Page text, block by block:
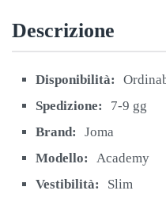
Descrizione
Disponibilità:
Spedizione:
7-9 gg
Brand:
Joma
Modello:
Academy
Vestibilità:
Slim